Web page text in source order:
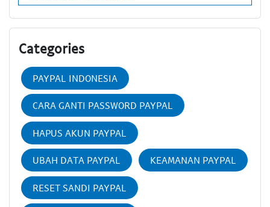
Categories
PAYPAL INDONESIA
CARA GANTI PASSWORD PAYPAL
HAPUS AKUN PAYPAL
UBAH DATA PAYPAL KEAMANAN PAYPAL
RESET SANDI PAYPAL